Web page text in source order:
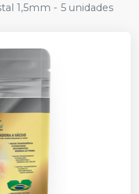
1,5mm - 5 unidades